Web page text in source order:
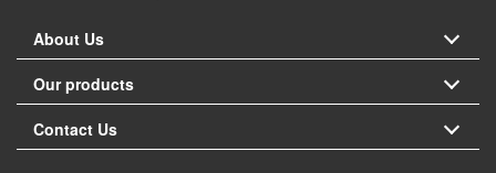
About Us
Our products
Contact Us